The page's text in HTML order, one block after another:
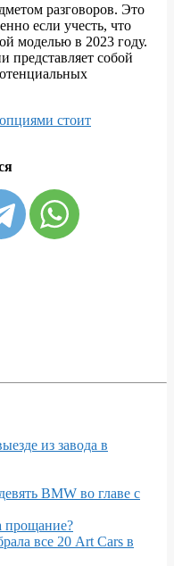
разговоров. Это
если учесть, что
моделью в 2023 году.
представляет собой
стоит
из завода в
BMW во главе с
прощание?
все 20 Art Cars в